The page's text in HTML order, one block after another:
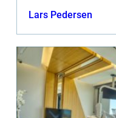
Lars Pedersen